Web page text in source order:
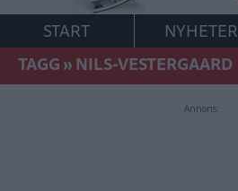
START NYHETER
TAGG»NILS-VESTERGAARD
Annons: